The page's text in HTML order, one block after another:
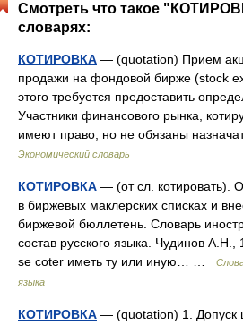
Смотреть что такое
словарях:
КОТИРОВКА — (quotation) Прием
продажи на фондовой бирже (stock
этого требуется предоставить
Участники финансового рынка,
имеют право, но не обязаны
Экономический словарь
КОТИРОВКА — (от сл. котировать).
в биржевых маклерских списках и
биржевой бюллетень. Словарь
состав русского языка. Чудинов
se coter иметь ту или иную… …
языка
КОТИРОВКА — (quotation) 1. Допуск